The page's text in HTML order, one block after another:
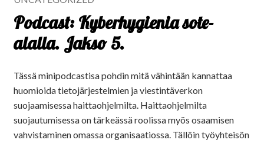
Podcast: Kyberhygienia sote-
alalla. Jakso 5.
Tässä minipodcastisa pohdin mitä vähintään kannattaa
huomioida tietojärjestelmien ja viestintäverkon
suojaamisessa haittaohjelmilta. Haittaohjelmilta
suojautumisessa on tärkeässä roolissa myös osaamisen
vahvistaminen omassa organisaatiossa. Tällöin työyhteisön